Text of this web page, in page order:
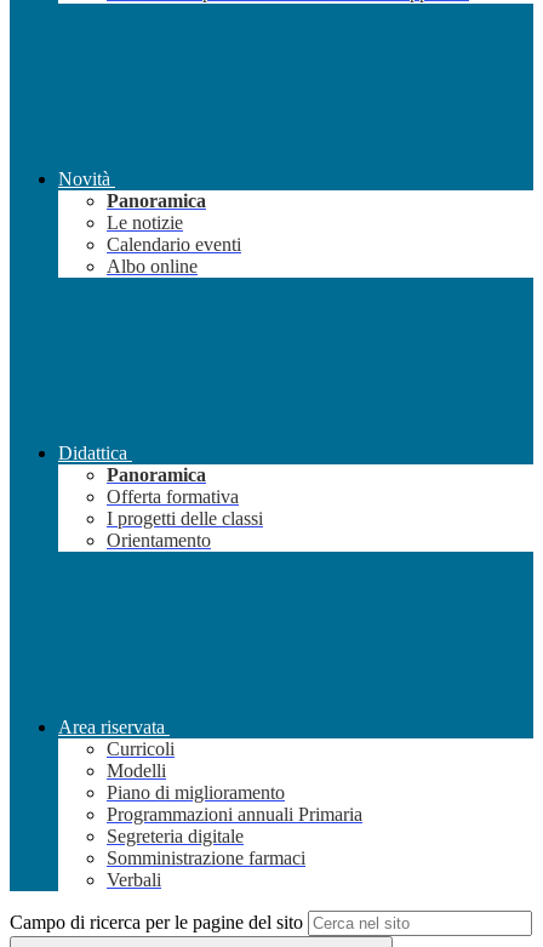
Novità
Panoramica
Le notizie
Calendario eventi
Albo online
Didattica
Panoramica
Offerta formativa
I progetti delle classi
Orientamento
Area riservata
Curricoli
Modelli
Piano di miglioramento
Programmazioni annuali Primaria
Segreteria digitale
Somministrazione farmaci
Verbali
Campo di ricerca per le pagine del sito